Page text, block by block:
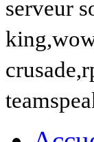
serveur